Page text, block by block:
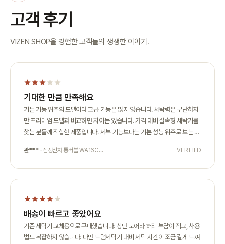
고객 후기
VIZEN SHOP을 경험한 고객들의 생생한 이야기.
기대한 만큼 만족해요
기본 기능 위주의 모델이라 고급 기능은 많지 않습니다. 세탁력은 무난하지
만 프리미엄 모델과 비교하면 차이는 있습니다. 가격 대비 실속형 세탁기를
찾는 분들께 적합한 제품입니다. 세부 기능보다는 기본 성능 위주로 보는 분
관***· 삼성전자 통버블 WA16C… VERIFIED
배송이 빠르고 좋았어요
기존 세탁기 교체용으로 구매했습니다. 상단 도어라 허리 부담이 적고, 사용
법도 복잡하지 않습니다. 다만 드럼세탁기 대비 세탁 시간이 조금 길게 느껴